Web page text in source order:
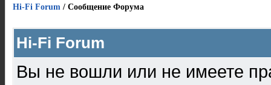
Hi-Fi Forum / Сообщение Форума
Hi-Fi Forum
Вы не вошли или не имеете